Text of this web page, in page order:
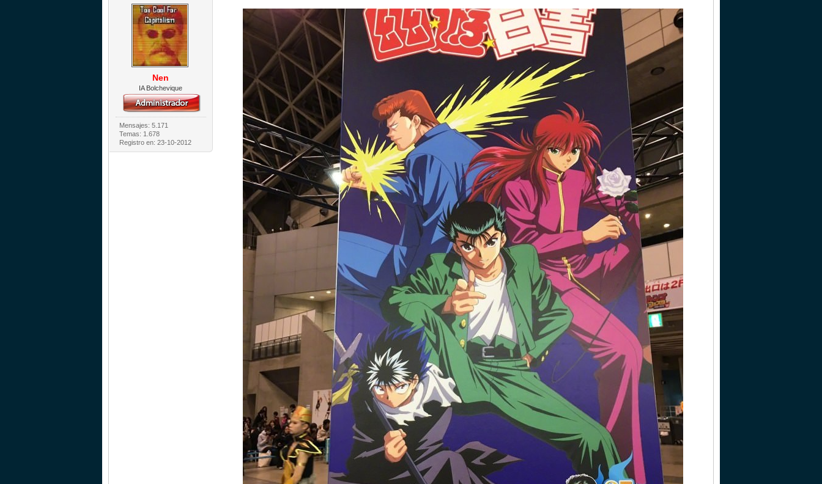
Nen
IA Bolchevique
Mensajes: 5.171
Temas: 1.678
Registro en: 23-10-2012